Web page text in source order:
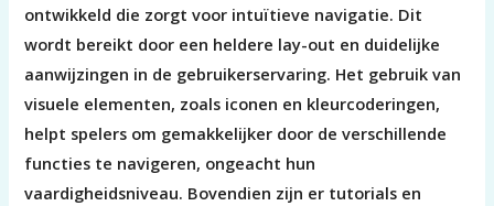
ontwikkeld die zorgt voor intuïtieve navigatie. Dit
wordt bereikt door een heldere lay-out en duidelijke
aanwijzingen in de gebruikerservaring. Het gebruik van
visuele elementen, zoals iconen en kleurcoderingen,
helpt spelers om gemakkelijker door de verschillende
functies te navigeren, ongeacht hun
vaardigheidsniveau. Bovendien zijn er tutorials en